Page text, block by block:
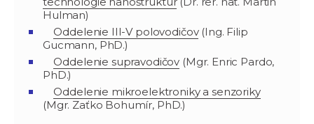
Hulman)
Oddelenie III-V polovodičov(Ing. Filip
Gucmann, PhD.)
Oddelenie supravodičov (Mgr. Enric Pardo,
PhD.)
Oddelenie mikroelektroniky a senzoriky
(Mgr. Zaťko Bohumír, PhD.)